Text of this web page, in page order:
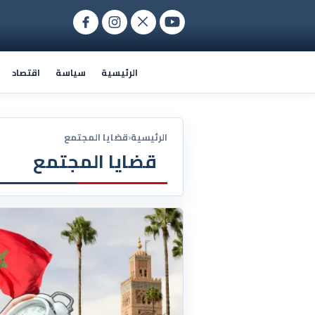
الرئيسية سياسة اقتصاد
الرئيسية‹قضايا المجتمع
قضايا المجتمع